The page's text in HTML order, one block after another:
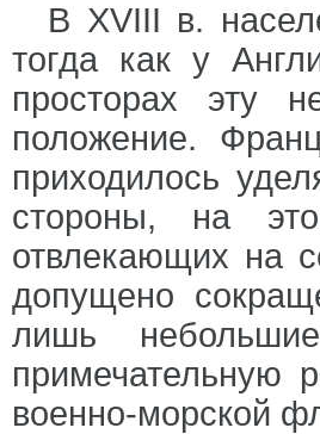
В XVIII в.
тогда как у
просторах эту
положение.
приходилось
стороны, на
отвлекающих на
допущено
лишь
примечательную
военно-морской